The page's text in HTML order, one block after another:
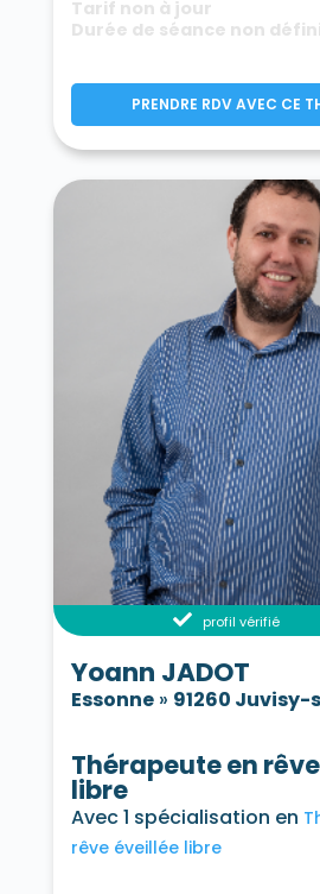
Tarif non à jour
Durée de séance non
PRENDRE RDV AVEC CE
profil vérifié
Yoann JADOT
Essonne» 91260
Thérapeute en
libre
Avec 1 spécialisation en
rêve éveillée libre